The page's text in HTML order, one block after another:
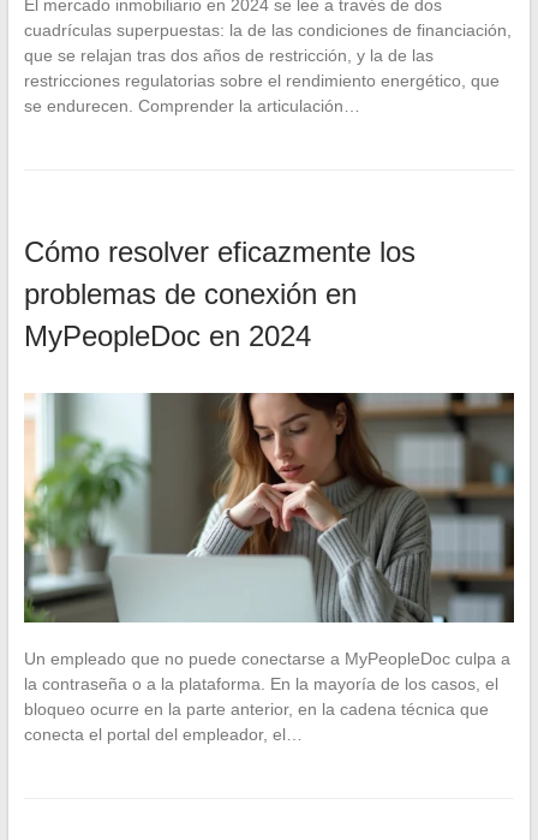
El mercado inmobiliario en 2024 se lee a través de dos
cuadrículas superpuestas: la de las condiciones de financiación,
que se relajan tras dos años de restricción, y la de las
restricciones regulatorias sobre el rendimiento energético, que
se endurecen. Comprender la articulación…
Cómo resolver eficazmente los
problemas de conexión en
MyPeopleDoc en 2024
Un empleado que no puede conectarse a MyPeopleDoc culpa a
la contraseña o a la plataforma. En la mayoría de los casos, el
bloqueo ocurre en la parte anterior, en la cadena técnica que
conecta el portal del empleador, el…